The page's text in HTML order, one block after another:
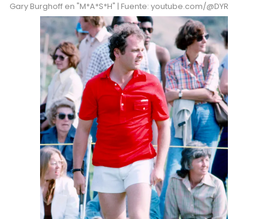
Gary Burghoff en "M*A*S*H" | Fuente: youtube.com/@DYR